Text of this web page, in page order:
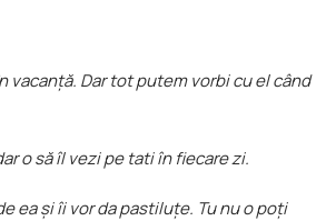
vacanță. Dar tot putem vorbi cu el când
o să îl vezi pe tati în fiecare zi.
ea și îi vor da pastiluțe. Tu nu o poți